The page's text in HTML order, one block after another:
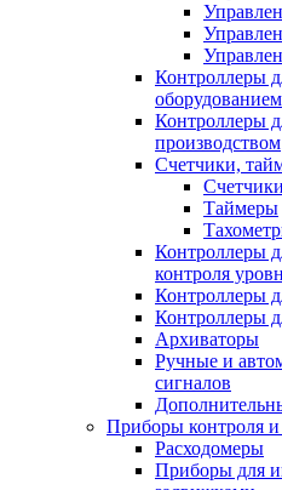
Контроллеры
оборудованием
Контроллеры
производством
Счетчики,
Таймеры
Контроллеры
контроля
Контроллеры
Контроллеры
Архиваторы
Ручные и
сигналов
Приборы контроля и
Расходомеры
Приборы для